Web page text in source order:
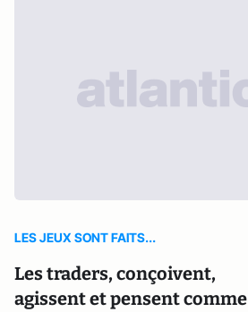
LES JEUX SONT FAITS...
Les traders, conçoivent,
agissent et pensent comme